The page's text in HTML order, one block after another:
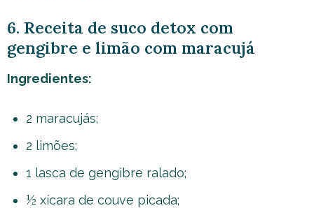
6. Receita de suco detox com
gengibre e limão com maracujá
Ingredientes:
2 maracujás;
2 limões;
1 lasca de gengibre ralado;
½ xícara de couve picada;